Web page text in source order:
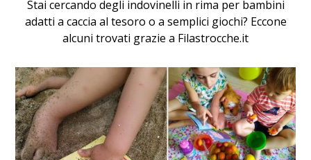
Stai cercando degli indovinelli in rima per bambini
adatti a caccia al tesoro o a semplici giochi? Eccone
alcuni trovati grazie a Filastrocche.it